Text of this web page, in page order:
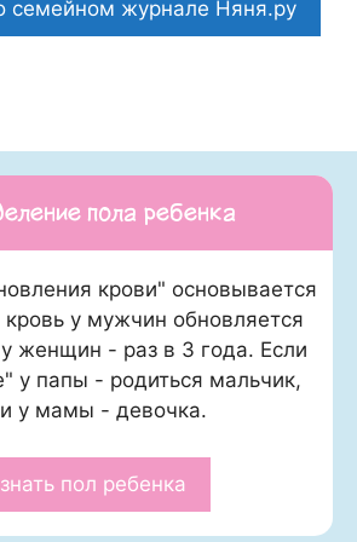
семейном журнале Няня.ру
пола ребенка
крови" основывается
у мужчин обновляется
женщин - раз в 3 года. Если
у папы - родиться мальчик,
у мамы - девочка.
пол ребенка